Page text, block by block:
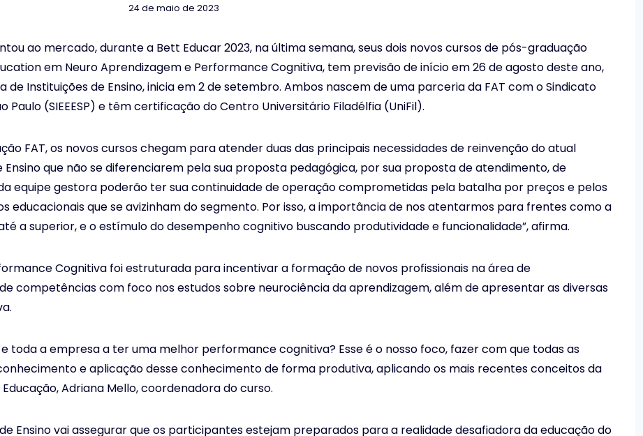
24 de maio de 2023
ao mercado, durante a Bett Educar 2023, na última semana, seus dois novos cursos de pós-graduação
em Neuro Aprendizagem e Performance Cognitiva, tem previsão de início em 26 de agosto deste ano,
de Instituições de Ensino, inicia em 2 de setembro. Ambos nascem de uma parceria da FAT com o Sindicato
Paulo (SIEEESP) e têm certificação do Centro Universitário Filadélfia (UniFil).
FAT, os novos cursos chegam para atender duas das principais necessidades de reinvenção do atual
Ensino que não se diferenciarem pela sua proposta pedagógica, por sua proposta de atendimento, de
equipe gestora poderão ter sua continuidade de operação comprometidas pela batalha por preços e pelos
educacionais que se avizinham do segmento. Por isso, a importância de nos atentarmos para frentes como a
a superior, e o estímulo do desempenho cognitivo buscando produtividade e funcionalidade”, afirma.
Cognitiva foi estruturada para incentivar a formação de novos profissionais na área de
competências com foco nos estudos sobre neurociência da aprendizagem, além de apresentar as diversas
toda a empresa a ter uma melhor performance cognitiva? Esse é o nosso foco, fazer com que todas as
e aplicação desse conhecimento de forma produtiva, aplicando os mais recentes conceitos da
Adriana Mello, coordenadora do curso.
Ensino vai assegurar que os participantes estejam preparados para a realidade desafiadora da educação do